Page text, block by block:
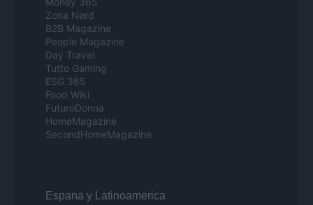
Zona Nerd
B2B Magazine
People Magazine
Day Travel
Tutto Gaming
ESG 365
Food Wiki
FuturoDonna
HomeMagazine
SecondHomeMagazine
Espana y Latinoamerica